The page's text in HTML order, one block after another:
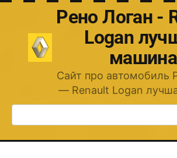
Перейти
Рено Логан -
Logan
машина
Сайт про автомобиль
— Renault Logan
Поиск: